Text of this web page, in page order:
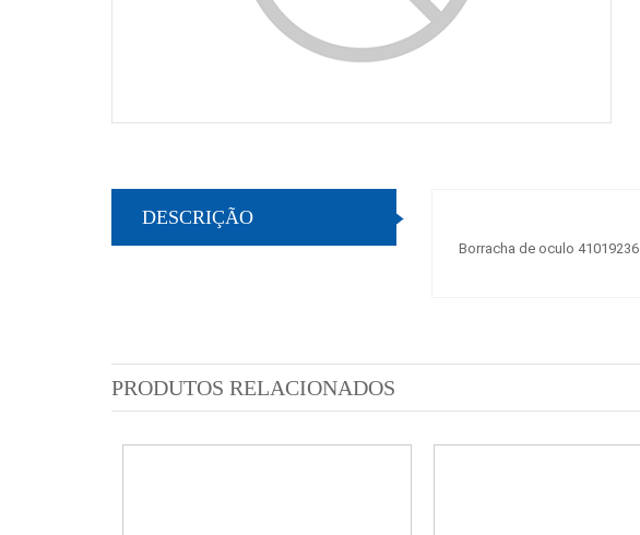
DESCRIÇÃO
Borracha de oculo 41019236
PRODUTOS RELACIONADOS